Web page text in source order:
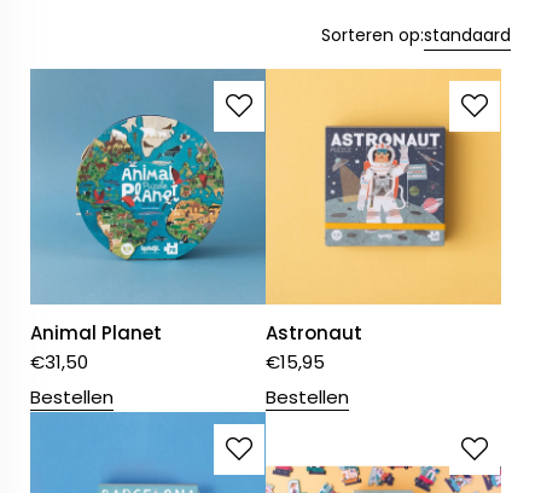
Sorteren op:standaard
Animal Planet
€31,50
Bestellen
Astronaut
€15,95
Bestellen